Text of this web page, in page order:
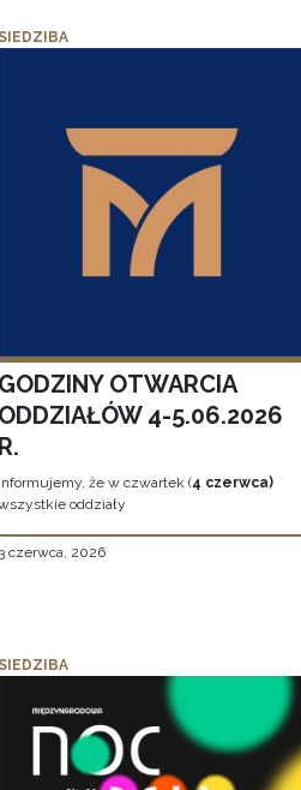
GODZINY OTWARCIA
ODDZIAŁÓW 4-5.06.2026
R.
Informujemy, że w czwartek (4 czerwca)
oddziały
3 czerwca, 2026